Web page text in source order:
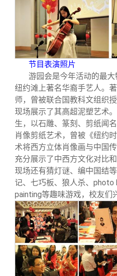
节目表演照片
游园会是今年活动的最
纽约滩上著名华裔手艺人。
师，曾被联合国教科文组织
现场展示了其高超泥塑艺术
生，以石雕、篆刻、剪纸闻
肖像剪纸艺术，曾被《纽约
术将西方立体肖像画与中国
充分展示了中西方文化对比
现场还有猜灯谜、编中国结
记、七巧板、狼人杀、
painting等趣味游戏，校友们